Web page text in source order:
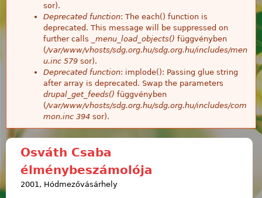
sor).
Deprecated function: The each() function is
deprecated. This message will be suppressed on
further calls
_menu_load_objects() függvényben
(/var/www/vhosts/sdg.org.hu/sdg.org.hu/includes/men
u.inc 579 sor).
Deprecated function: implode(): Passing glue string
after array is deprecated. Swap the parameters
drupal_get_feeds() függvényben
(/var/www/vhosts/sdg.org.hu/sdg.org.hu/includes/com
mon.inc 394 sor).
Osváth Csaba
élménybeszámolója
2001, Hódmezővásárhely